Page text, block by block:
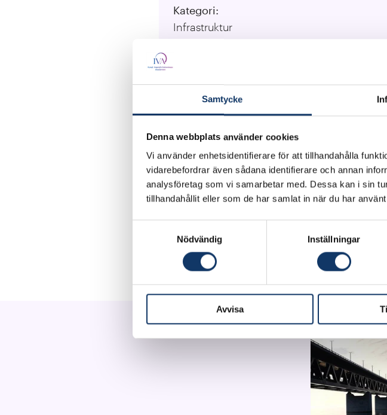
Samtycke
Denna webbplats använder cookies
Vi använder enhetsidentifierare för att tillhandahålla
vidarebefordrar även sådana identifierare och annan
analysföretag som vi samarbetar med. Dessa kan i sin
tillhandahållit eller som de har samlat in när du har
Nödvändig
Inställningar
Avvisa
Kategori:
Infrastruktur
Ansvarig forskare:
PROFESSOR ANDERS LOGG (CHALMERS)
Besök projektets webbplats
Teknologin bygger på en unik
dataströmmen från en HoloLens eller
väggar, dörrar och fönster. Fullt utvecklad
objekt tillgängliga i databaser såsom BIM